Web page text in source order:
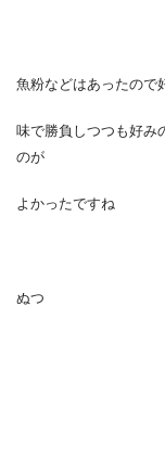
魚粉などはあったので
味で勝負しつつも好み
のが
よかったですね
ぬつ